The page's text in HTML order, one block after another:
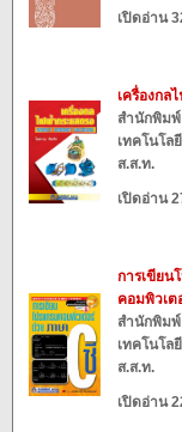
เปิดอ่าน
เครื่องกล
สำนักพิมพ์
เทคโนโล
ส.ส.ท.
เปิดอ่าน
การเขียน
คอมพิวเ
สำนักพิมพ์
เทคโนโล
ส.ส.ท.
เปิดอ่าน